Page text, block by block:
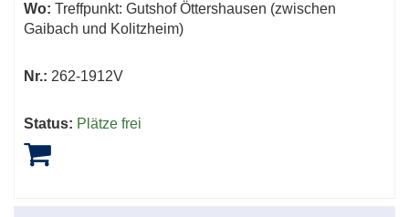
Wo: Treffpunkt: Gutshof Öttershausen (zwischen
Gaibach und Kolitzheim)
Nr.: 262-1912V
Status: Plätze frei